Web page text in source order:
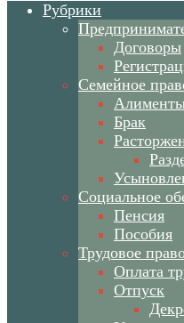
Рубрики
Договоры
Семейное
Брак
Социальное
Пенсия
Пособия
Трудовое
Оплата
Отпуск